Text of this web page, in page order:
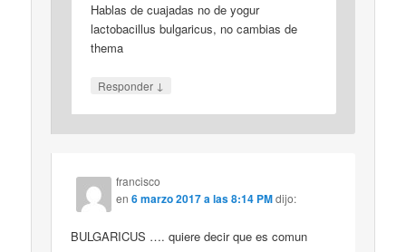
Hablas de cuajadas no de yogur
lactobacillus bulgaricus, no cambias de
thema
Responder ↓
francisco
en6 marzo 2017 a las 8:14 PMdijo:
BULGARICUS …. quiere decir que es comun